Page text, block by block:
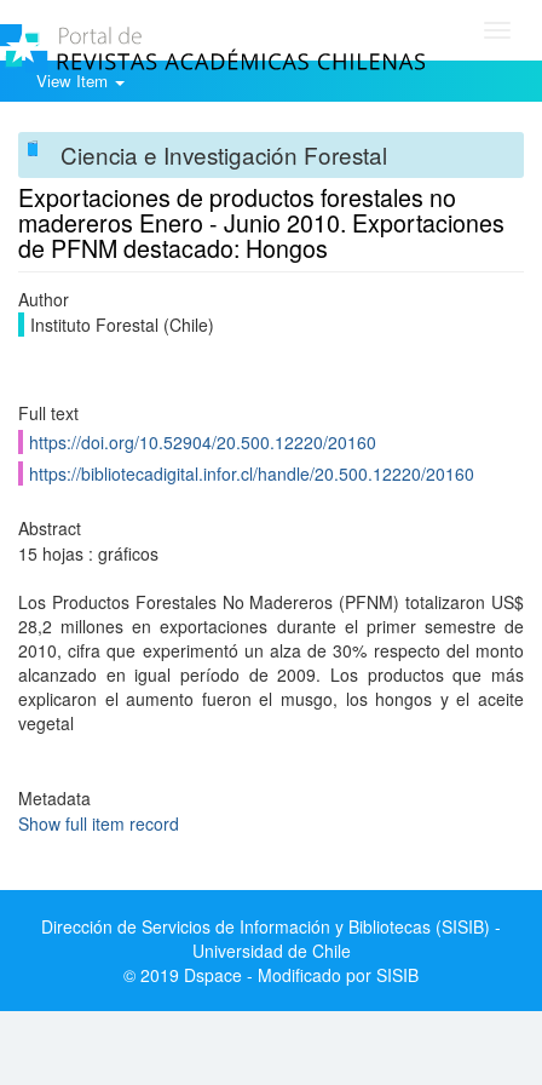
View Item
Ciencia e Investigación Forestal
Exportaciones de productos forestales no
madereros Enero - Junio 2010. Exportaciones
de PFNM destacado: Hongos
Author
Instituto Forestal (Chile)
Full text
https://doi.org/10.52904/20.500.12220/20160
https://bibliotecadigital.infor.cl/handle/20.500.12220/20160
Abstract
15 hojas : gráficos
Los Productos Forestales No Madereros (PFNM) totalizaron US$
28,2 millones en exportaciones durante el primer semestre de
2010, cifra que experimentó un alza de 30% respecto del monto
alcanzado en igual período de 2009. Los productos que más
explicaron el aumento fueron el musgo, los hongos y el aceite
vegetal
Metadata
Show full item record
Dirección de Servicios de Información y Bibliotecas (SISIB) -
Universidad de Chile
© 2019 Dspace - Modificado por SISIB